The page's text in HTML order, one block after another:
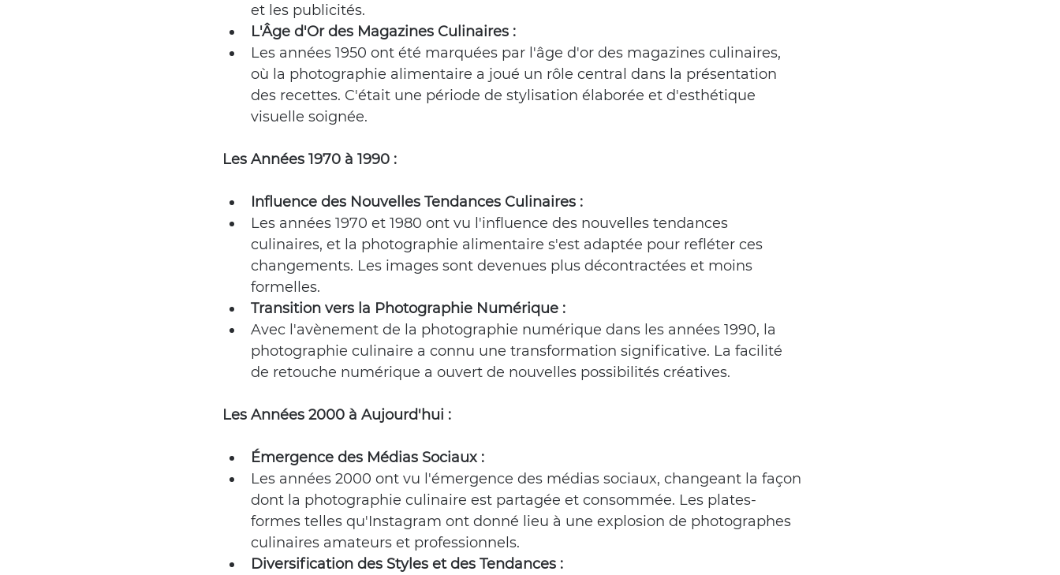
et les publicités.
L'Âge d'Or des Magazines Culinaires :
Les années 1950 ont été marquées par l'âge d'or des magazines culinaires,
où la photographie alimentaire a joué un rôle central dans la présentation
des recettes. C'était une période de stylisation élaborée et d'esthétique
visuelle soignée.
Les Années 1970 à 1990 :
Influence des Nouvelles Tendances Culinaires :
Les années 1970 et 1980 ont vu l'influence des nouvelles tendances
culinaires, et la photographie alimentaire s'est adaptée pour refléter ces
changements. Les images sont devenues plus décontractées et moins
formelles.
Transition vers la Photographie Numérique :
Avec l'avènement de la photographie numérique dans les années 1990, la
photographie culinaire a connu une transformation significative. La facilité
de retouche numérique a ouvert de nouvelles possibilités créatives.
Les Années 2000 à Aujourd'hui :
Émergence des Médias Sociaux :
Les années 2000 ont vu l'émergence des médias sociaux, changeant la façon
dont la photographie culinaire est partagée et consommée. Les plates-
formes telles qu'Instagram ont donné lieu à une explosion de photographes
culinaires amateurs et professionnels.
Diversification des Styles et des Tendances :